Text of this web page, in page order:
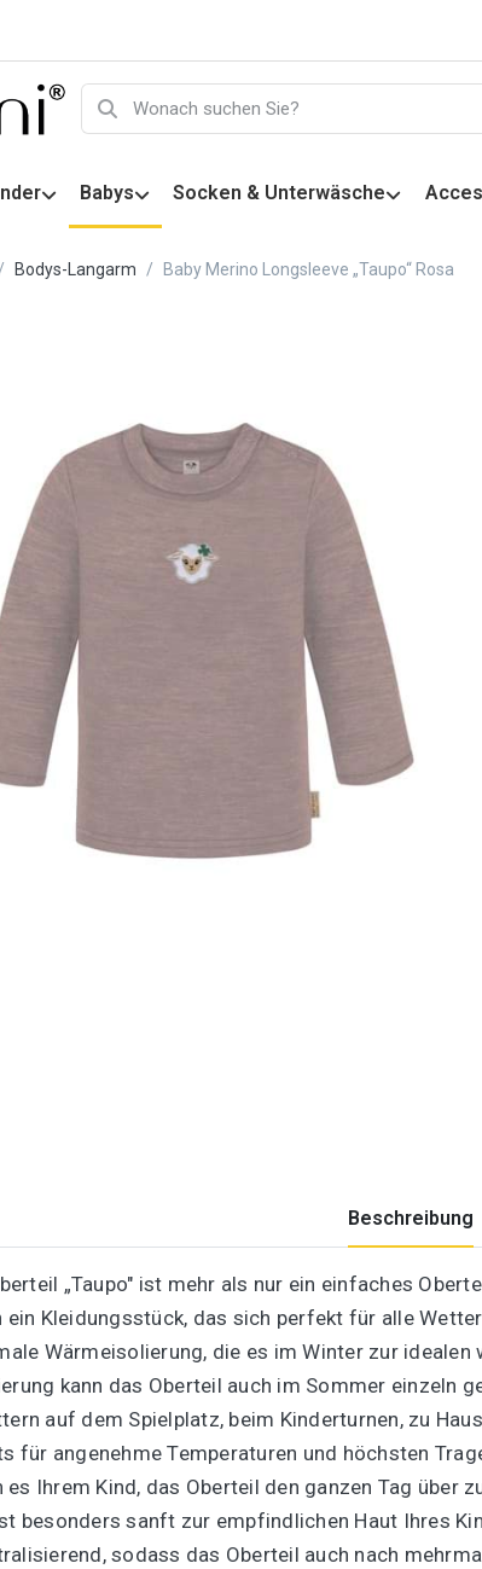
Babys Socken & Unterwäsche
Bodys-Langarm Baby Merino Longsleeve „Taupo“ Rosa
Beschreibung
„Taupo" ist mehr als nur ein einfaches
ein Kleidungsstück, das sich perfekt für alle
Wärmeisolierung, die es im Winter zur
kann das Oberteil auch im Sommer einzeln
auf dem Spielplatz, beim Kinderturnen, zu
für angenehme Temperaturen und höchsten
Ihrem Kind, das Oberteil den ganzen Tag über
besonders sanft zur empfindlichen Haut Ihres
sodass das Oberteil auch nach